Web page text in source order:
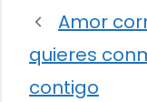
Amor
quieres
contigo